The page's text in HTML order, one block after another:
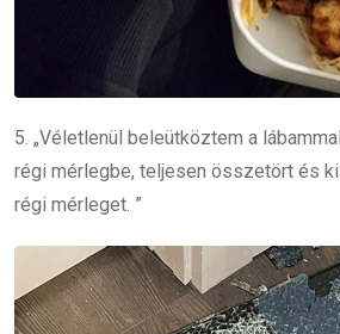
5. „Véletlenül beleütköztem a
régi mérlegbe, teljesen összetört és
régi mérleget. ”